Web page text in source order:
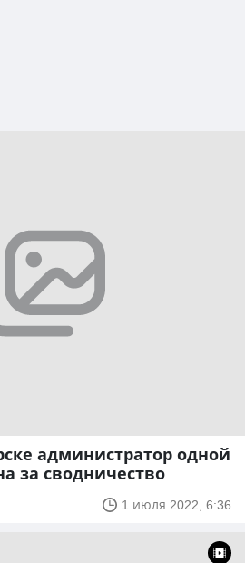
администратор одной
за сводничество
1 июля 2022, 6:36